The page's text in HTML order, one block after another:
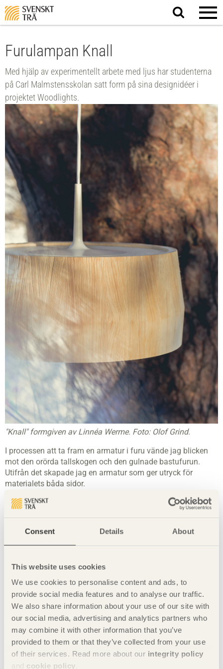
Consent Details About
This website uses cookies
We use cookies to personalise content and ads, to
provide social media features and to analyse our traffic.
We also share information about your use of our site with
our social media, advertising and analytics partners who
may combine it with other information that you’ve
provided to them or that they’ve collected from your use
of their services. Read more about our integrity policy
and cookie policy
Sök
på
Furulampan Knall
Med hjälp av experimentellt arbete med ljus har studenterna
på Carl Malmstensskolan satt form på sina designidéer i
projektet Woodlights.
"Knall" formgiven av Linnéa Werme. Foto: Olof Grind.
I processen att ta fram en armatur i furu vände jag blicken
mot den orörda tallskogen och den gulnade bastufurun.
Utifrån det skapade jag en armatur som ger utryck för
materialets båda sidor.
Knall är en pendel där inspirationen är tagen från den
traditionella huggkubben översatt i stiliserad form. Jag har
defekter, och göra det till dess styrka. Den kluvna och
Namnet Knall kommer av ljudet som uppstår när yxans blad
möter vedträet och det klyvs.
Här kan du läsa pressmeddelandet "Furulampan – en
lysande återvändare i ny tappning" och ladda ner bilder.
Dela denna sida: